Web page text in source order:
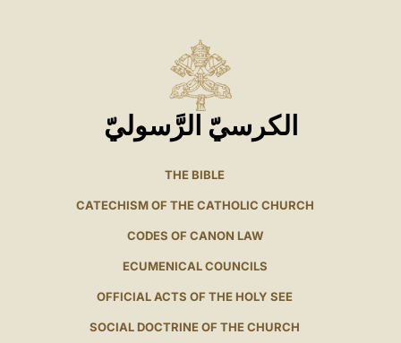
الكرسيّ الرَّسوليّ
THE BIBLE
CATECHISM OF THE CATHOLIC CHURCH
CODES OF CANON LAW
ECUMENICAL COUNCILS
OFFICIAL ACTS OF THE HOLY SEE
SOCIAL DOCTRINE OF THE CHURCH